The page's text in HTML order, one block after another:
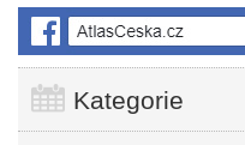
Kategorie